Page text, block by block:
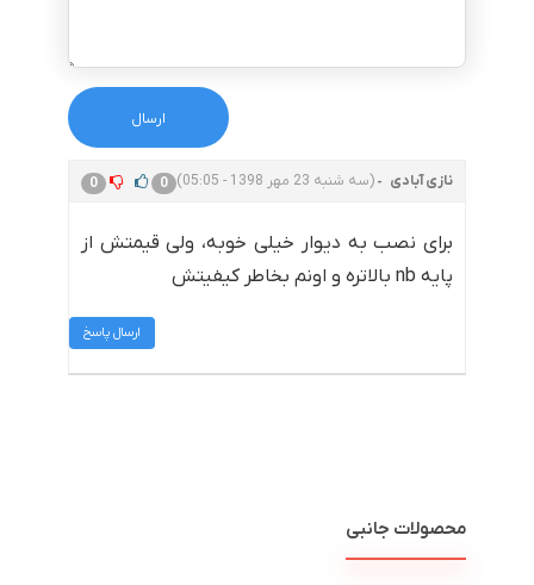
نازی آبادی (سه شنبه 23 مهر 1398 - 05:05) 0 0
برای نصب به دیوار خیلی خوبه، ولی قیمتش از
پایه nb بالاتره و اونم بخاطر کیفیتش
ارسال پاسخ
محصولات جانبی